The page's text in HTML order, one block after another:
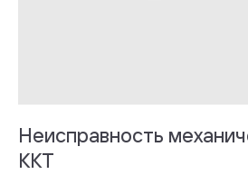
Неисправность
ККТ